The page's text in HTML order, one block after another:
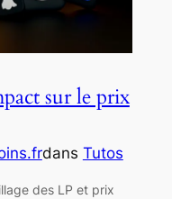
sur le prix
dans Tutos
des LP et prix